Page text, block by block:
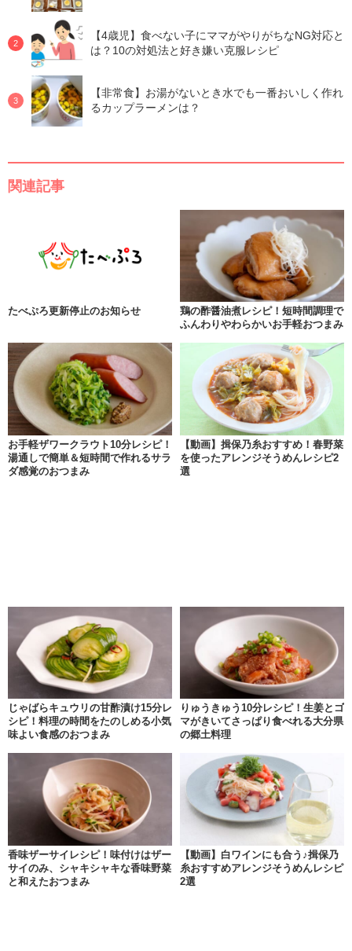
【4歳児】食べない子にママがやりがちなNG対応と
は？10の対処法と好き嫌い克服レシピ
【非常食】お湯がないとき水でも一番おいしく作れ
るカップラーメンは？
関連記事
たべぷろ更新停止のお知らせ
鶏の酢醤油煮レシピ！短時間調理で
ふんわりやわらかいお手軽おつまみ
お手軽ザワークラウト10分レシピ！
湯通しで簡単＆短時間で作れるサラ
ダ感覚のおつまみ
【動画】揖保乃糸おすすめ！春野菜
を使ったアレンジそうめんレシピ2
選
じゃばらキュウリの甘酢漬け15分レ
シピ！料理の時間をたのしめる小気
味よい食感のおつまみ
りゅうきゅう10分レシピ！生姜とゴ
マがきいてさっぱり食べれる大分県
の郷土料理
香味ザーサイレシピ！味付けはザー
サイのみ、シャキシャキな香味野菜
と和えたおつまみ
【動画】白ワインにも合う♪揖保乃
糸おすすめアレンジそうめんレシピ
2選